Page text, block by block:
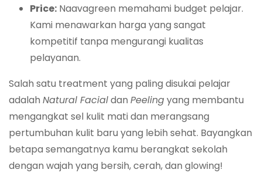
Price: Naavagreen memahami budget pelajar.
Kami menawarkan harga yang sangat
kompetitif tanpa mengurangi kualitas
pelayanan.
Salah satu treatment yang paling disukai pelajar
adalah Natural Facialdan Peelingyang membantu
mengangkat sel kulit mati dan merangsang
pertumbuhan kulit baru yang lebih sehat. Bayangkan
betapa semangatnya kamu berangkat sekolah
dengan wajah yang bersih, cerah, dan glowing!